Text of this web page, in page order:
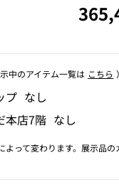
中のアイテム⼀覧は こちら ）
プ なし
本店7階 なし
よって変わります。展示品